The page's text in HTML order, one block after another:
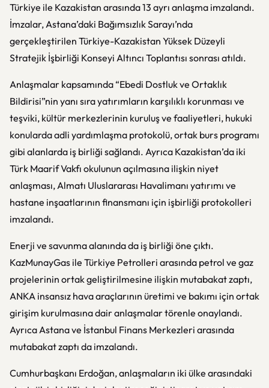
Türkiye ile Kazakistan arasında 13 ayrı anlaşma imzalandı.
İmzalar, Astana’daki Bağımsızlık Sarayı’nda
gerçekleştirilen Türkiye-Kazakistan Yüksek Düzeyli
Stratejik İşbirliği Konseyi Altıncı Toplantısı sonrası atıldı.
Anlaşmalar kapsamında “Ebedi Dostluk ve Ortaklık
Bildirisi”nin yanı sıra yatırımların karşılıklı korunması ve
teşviki, kültür merkezlerinin kuruluş ve faaliyetleri, hukuki
konularda adli yardımlaşma protokolü, ortak burs programı
gibi alanlarda iş birliği sağlandı. Ayrıca Kazakistan’da iki
Türk Maarif Vakfı okulunun açılmasına ilişkin niyet
anlaşması, Almatı Uluslararası Havalimanı yatırımı ve
hastane inşaatlarının finansmanı için işbirliği protokolleri
imzalandı.
Enerji ve savunma alanında da iş birliği öne çıktı.
KazMunayGas ile Türkiye Petrolleri arasında petrol ve gaz
projelerinin ortak geliştirilmesine ilişkin mutabakat zaptı,
ANKA insansız hava araçlarının üretimi ve bakımı için ortak
girişim kurulmasına dair anlaşmalar törenle onaylandı.
Ayrıca Astana ve İstanbul Finans Merkezleri arasında
mutabakat zaptı da imzalandı.
Cumhurbaşkanı Erdoğan, anlaşmaların iki ülke arasındaki